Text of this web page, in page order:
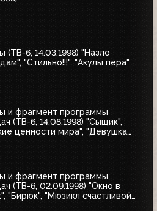
(ТВ-6, 14.03.1998) "Назло
"Стильно!!!", "Акулы пера"
и фрагмент программы
(ТВ-6, 14.08.1998) "Сыщик",
ценности мира", "Девушка
и фрагмент программы
(ТВ-6, 02.09.1998) "Окно в
"Бирюк", "Мюзикл счастливой